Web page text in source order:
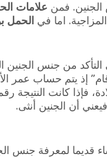
الجنين. فمن علامات
اما في الحمل
من جنس الجنين
إذ يتم حساب عمر
فإذا كانت النتيجة
أن الجنين أنثى.
قديما لمعرفة جنس